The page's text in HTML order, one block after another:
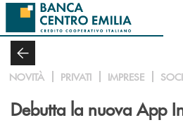
Salta al contenuto principale
NOVITÀ PRIVATI IMPRESE SOCI
Debutta la nuova App